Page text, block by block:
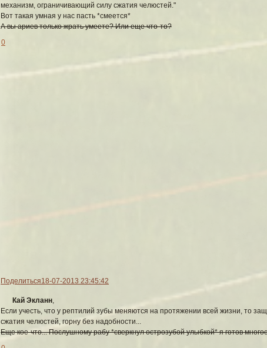
механизм, ограничивающий силу сжатия челюстей."
Вот такая умная у нас пасть *смеется*
А вы ариев только жрать умеете? Или еще что-то?
0
Поделиться18-07-2013 23:45:42
Кай Экланн,
Если учесть, что у рептилий зубы меняются на протяжении всей жизни, то
сжатия челюстей, горну без надобности...
Еще кое-что... Послушному рабу *сверкнул острозубой улыбкой* я готов